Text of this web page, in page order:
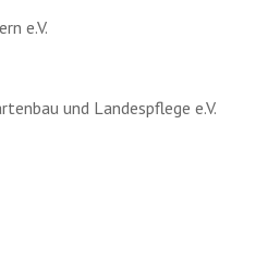
e.V.
und Landespflege e.V.